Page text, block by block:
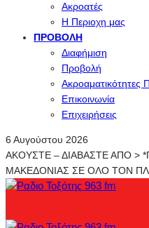
Ακροατές
Η Περιοχη μας
ΠΡΟΒΟΛΉ
Διαφήμιση
Προβολή
Ακροαματικότητες
Επικοινωνία
Επιχειρήσεις
6 Αυγούστου 2026
ΑΚΟΥΣΤΕ – ΔΙΑΒΑΣΤΕ ΑΠΟ >
ΜΑΚΕΔΟΝΙΑΣ ΣΕ ΟΛΟ ΤΟΝ